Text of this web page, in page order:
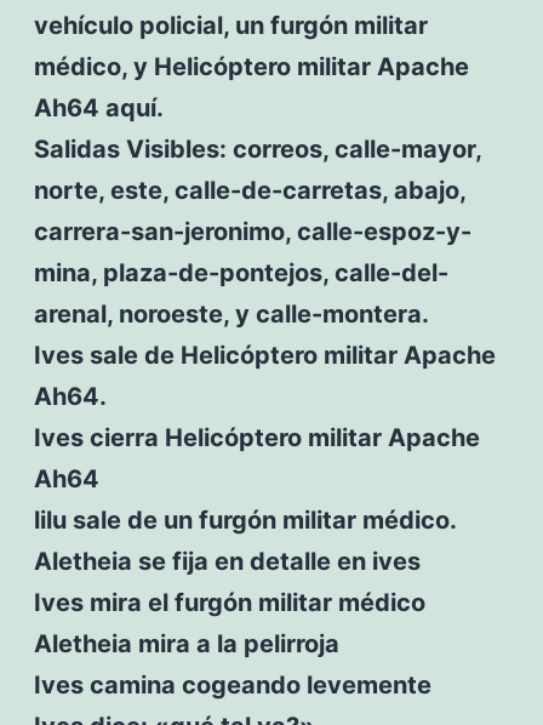
vehículo policial, un furgón militar
médico, y Helicóptero militar Apache
Ah64 aquí.
Salidas Visibles: correos, calle-mayor,
norte, este, calle-de-carretas, abajo,
carrera-san-jeronimo, calle-espoz-y-
mina, plaza-de-pontejos, calle-del-
arenal, noroeste, y calle-montera.
Ives sale de Helicóptero militar Apache
Ah64.
Ives cierra Helicóptero militar Apache
Ah64
lilu sale de un furgón militar médico.
Aletheia se fija en detalle en ives
Ives mira el furgón militar médico
Aletheia mira a la pelirroja
Ives camina cogeando levemente